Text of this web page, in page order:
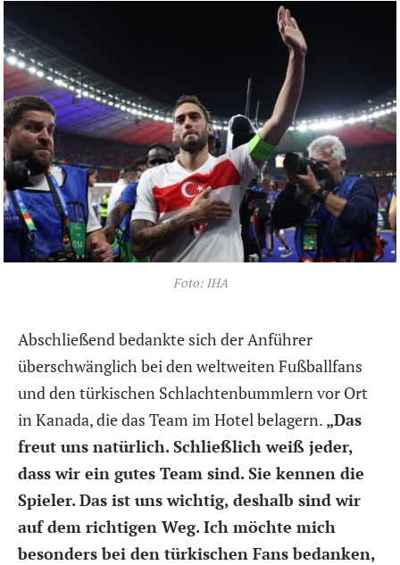
Foto: IHA
Abschließend bedankte sich der Anführer
überschwänglich bei den weltweiten Fußballfans
und den türkischen Schlachtenbummlern vor Ort
in Kanada, die das Team im Hotel belagern. „Das
freut uns natürlich. Schließlich weiß jeder,
dass wir ein gutes Team sind. Sie kennen die
Spieler. Das ist uns wichtig, deshalb sind wir
auf dem richtigen Weg. Ich möchte mich
besonders bei den türkischen Fans bedanken,